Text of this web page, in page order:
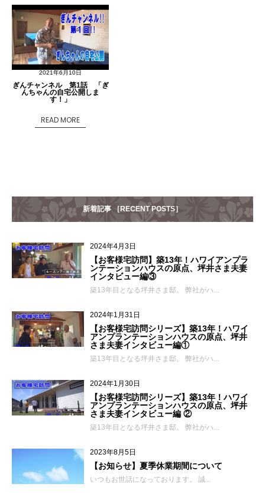
2021年6月10日
ぎんチャンネル 第1話 「ぎ
んちゃんの自宅公開しま
す！」
READ MORE
新着記事 ［RECENT POSTS］
2024年4月3日
【お客様宅訪問】築13年！ハワイアンプラ
ンテーションハウスの原点、坪井さま夫妻
インタビュー編③
築13年目となる坪井さま邸。 弊社がハ...
2024年1月31日
【お客様宅訪問シリーズ】築13年！ハワイ
アンプランテーションハウスの原点、坪井
さま夫妻インタビュー編①
築13年目となる坪井さま邸。 弊社がハ...
2024年1月30日
【お客様宅訪問シリーズ】築13年！ハワイ
アンプランテーションハウスの原点、坪井
さま夫妻インタビュー編 ②
築13年目となる坪井さま邸。 弊社がハ...
2023年8月5日
【お知らせ】夏季休業期間について
いつもお世話になっております。 誠...